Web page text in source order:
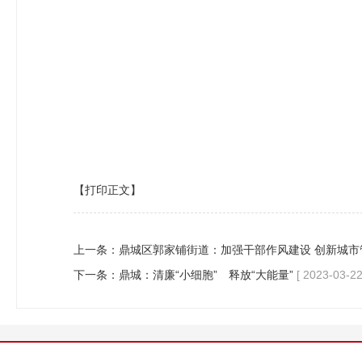
【打印正文】
上一条： 鼎城区郭家铺街道：加强干部作风建设 创新城
下一条： 鼎城：清廉“小细胞” 释放“大能量” [ 2023-03-